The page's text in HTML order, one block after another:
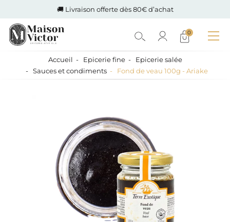
🚚 Livraison offerte dès 80€ d’achat
0
Accueil Epicerie fine
Epicerie salée
Sauces et condiments
Fond de veau 100g - Ariake